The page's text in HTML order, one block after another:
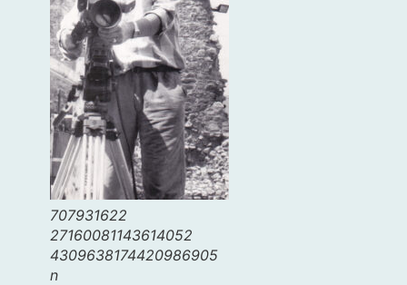
707931622
27160081143614052
4309638174420986905
n